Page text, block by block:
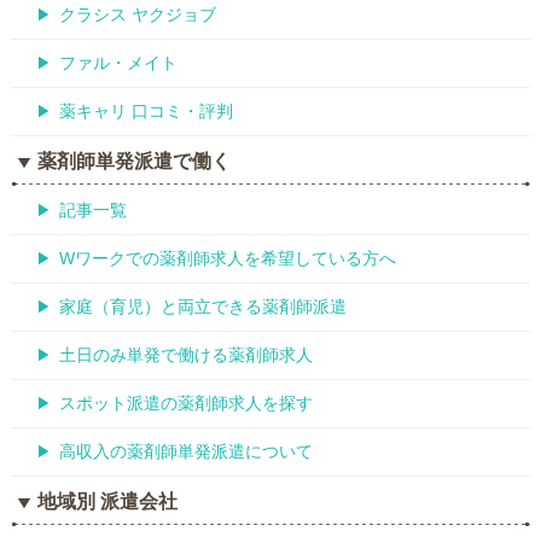
クラシス ヤクジョブ
ファル・メイト
薬キャリ 口コミ・評判
薬剤師単発派遣で働く
記事一覧
Wワークでの薬剤師求人を希望している方へ
家庭（育児）と両立できる薬剤師派遣
土日のみ単発で働ける薬剤師求人
スポット派遣の薬剤師求人を探す
高収入の薬剤師単発派遣について
地域別 派遣会社